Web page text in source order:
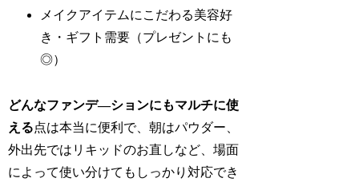
メイクアイテムにこだわる美容好
き・ギフト需要（プレゼントにも
◎）
どんなファンデ―ションにもマルチに使
える点は本当に便利で、朝はパウダー、
外出先ではリキッドのお直しなど、場面
によって使い分けてもしっかり対応でき